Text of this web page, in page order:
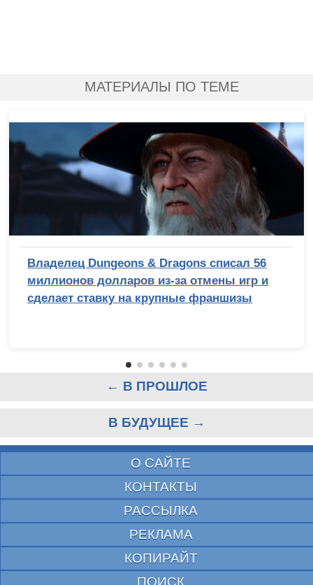
МАТЕРИАЛЫ ПО ТЕМЕ
Владелец Dungeons & Dragons списал 56
миллионов долларов из-за отмены игр и
сделает ставку на крупные франшизы
← В ПРОШЛОЕ
В БУДУЩЕЕ →
О САЙТЕ
КОНТАКТЫ
РАССЫЛКА
РЕКЛАМА
КОПИРАЙТ
ПОИСК